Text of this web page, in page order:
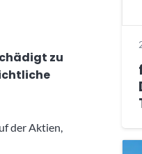
zu
der Aktien,